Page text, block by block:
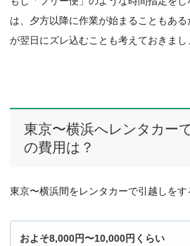
は、夕方以降に作業が始まることもあ
が翌日にズレ込むことも考えておきまし
東京〜横浜へレンタカー
の費用は？
東京〜横浜間をレンタカーで引越しをす
およそ8,000円〜10,000円くらい